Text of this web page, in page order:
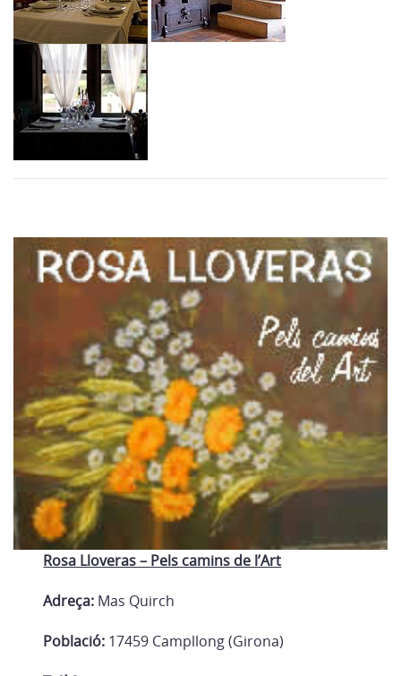
Rosa Lloveras – Pels camins de l’Art
Adreça: Mas Quirch
Població: 17459 Campllong (Girona)